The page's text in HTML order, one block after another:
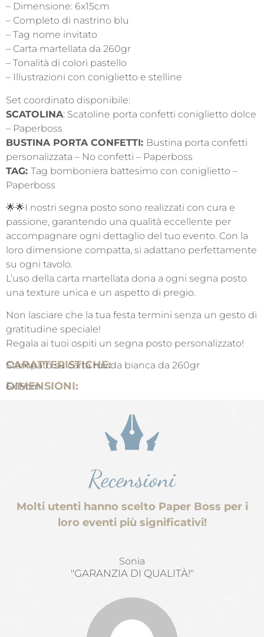
– Dimensione: 6x15cm
– Completo di nastrino blu
– Tag nome invitato
– Carta martellata da 260gr
– Tonalità di colori pastello
– Illustrazioni con coniglietto e stelline
Set coordinato disponibile:
SCATOLINA: Scatoline porta confetti coniglietto dolce
– Paperboss
BUSTINA PORTA CONFETTI: Bustina porta confetti
personalizzata – No confetti – Paperboss
TAG: Tag bomboniera battesimo con coniglietto –
Paperboss
🌟🌟I nostri segna posto sono realizzati con cura e
passione, garantendo una qualità eccellente per
accompagnare ogni dettaglio del tuo evento. Con la
loro dimensione compatta, si adattano perfettamente
su ogni tavolo.
L’uso della carta martellata dona a ogni segna posto
una texture unica e un aspetto di pregio.
Non lasciare che la tua festa termini senza un gesto di
gratitudine speciale!
Regala ai tuoi ospiti un segna posto personalizzato!
CARATTERISTICHE:
Stampato su carta ruvida bianca da 260gr
DIMENSIONI:
6x15cm
Recensioni
Molti utenti hanno scelto Paper Boss per i
loro eventi più significativi!
Sonia
"GARANZIA DI QUALITÀ!"